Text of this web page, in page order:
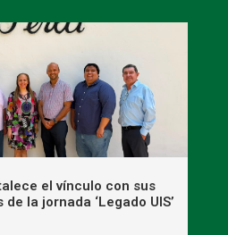
el vínculo con sus
la jornada ‘Legado UIS’